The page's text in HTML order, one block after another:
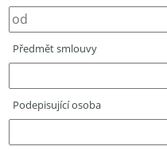
Předmět smlouvy
Podepisující osoba